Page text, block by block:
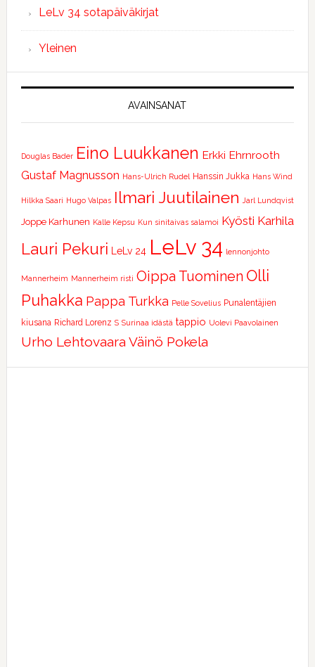
LeLv 34 sotapäiväkirjat
Yleinen
AVAINSANAT
Douglas Bader Eino Luukkanen Erkki Ehrnrooth
Gustaf Magnusson Hans-Ulrich Rudel Hanssin Jukka Hans Wind
Hilkka Saari Hugo Valpas Ilmari Juutilainen Jarl Lundqvist
Joppe Karhunen Kalle Kepsu Kun sinitaivas salamoi Kyösti Karhila
Lauri Pekuri LeLv 24 LeLv 34 lennonjohto
Mannerheim Mannerheim risti Oippa Tuominen Olli
Puhakka Pappa Turkka Pelle Sovelius Punalentäjien
kiusana Richard Lorenz S Surinaa idästä tappio Uolevi Paavolainen
Urho Lehtovaara Väinö Pokela